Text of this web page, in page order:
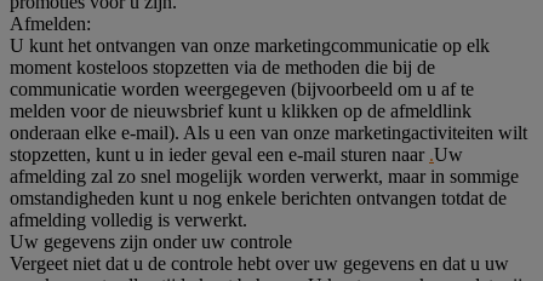
Afmelden:
U kunt het ontvangen van onze marketingcommunicatie op elk
moment kosteloos stopzetten via de methoden die bij de
communicatie worden weergegeven (bijvoorbeeld om u af te
melden voor de nieuwsbrief kunt u klikken op de afmeldlink
onderaan elke e-mail). Als u een van onze marketingactiviteiten wilt
stopzetten, kunt u in ieder geval een e-mail sturen naar .Uw
afmelding zal zo snel mogelijk worden verwerkt, maar in sommige
omstandigheden kunt u nog enkele berichten ontvangen totdat de
afmelding volledig is verwerkt.
Uw gegevens zijn onder uw controle
Vergeet niet dat u de controle hebt over uw gegevens en dat u uw